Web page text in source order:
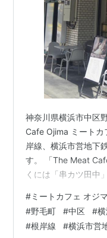
神奈川県横浜市中区
Cafe Ojima ミートカ
岸線、横浜市営地下
す。 「The Meat
くには「串カツ田中
「The Meat Cafe
チタイムに行きまし
#ミートカフェ オジマ
#野毛町 #中区 #
#根岸線 #横浜市営